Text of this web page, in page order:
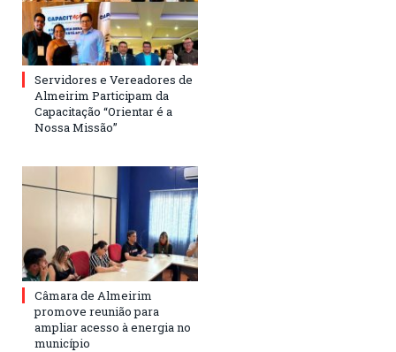
Servidores e Vereadores de
Almeirim Participam da
Capacitação “Orientar é a
Nossa Missão”
Câmara de Almeirim
promove reunião para
ampliar acesso à energia no
município